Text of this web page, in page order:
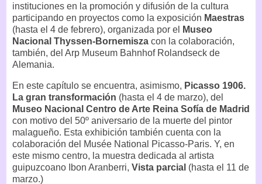
instituciones en la promoción y difusión de la cultura
participando en proyectos como la exposición Maestras
(hasta el 4 de febrero), organizada por el
Museo
Nacional Thyssen-Bornemisza con la colaboración,
también, del Arp Museum Bahnhof Rolandseck de
Alemania.
En este capítulo se encuentra, asimismo, Picasso 1906.
La gran transformación (hasta el 4 de marzo), del
Museo Nacional Centro de Arte Reina Sofía de Madrid
con motivo del 50º aniversario de la muerte del pintor
malagueño. Esta exhibición también cuenta con la
colaboración del Musée National Picasso-Paris. Y, en
este mismo centro, la muestra dedicada al artista
guipuzcoano Ibon Aranberri, Vista parcial (hasta el 11 de
marzo.)